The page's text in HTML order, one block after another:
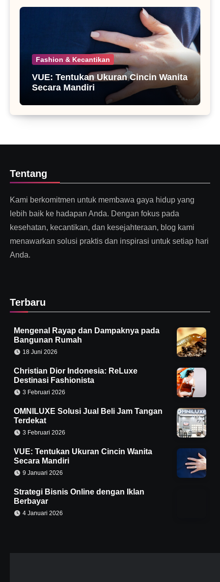
Fashion & Kecantikan
VUE: Tentukan Ukuran Cincin Wanita
Secara Mandiri
Tentang
Kami berkomitmen untuk membawa gaya hidup yang
lebih baik ke hadapan Anda. Dengan fokus pada
kesehatan, kecantikan, dan kesejahteraan, blog kami
menawarkan solusi praktis dan inspirasi untuk setiap hari
Anda.
Terbaru
Mengenal Rayap dan Dampaknya pada
Bangunan Rumah
18 Juni 2026
Christian Dior Indonesia: ReLuxe
Destinasi Fashionista
3 Februari 2026
OMNILUXE Solusi Jual Beli Jam Tangan
Terdekat
3 Februari 2026
VUE: Tentukan Ukuran Cincin Wanita
Secara Mandiri
9 Januari 2026
Strategi Bisnis Online dengan Iklan
Berbayar
4 Januari 2026